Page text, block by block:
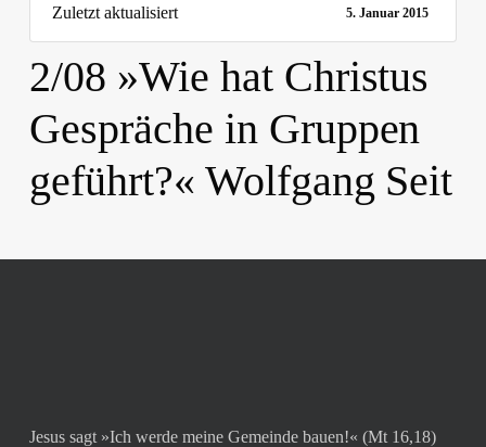
Zuletzt aktualisiert 5. Januar 2015
2/08 »Wie hat Christus
Gespräche in Gruppen
geführt?« Wolfgang Seit
Jesus sagt »Ich werde meine Gemeinde bauen!« (Mt 16,18)